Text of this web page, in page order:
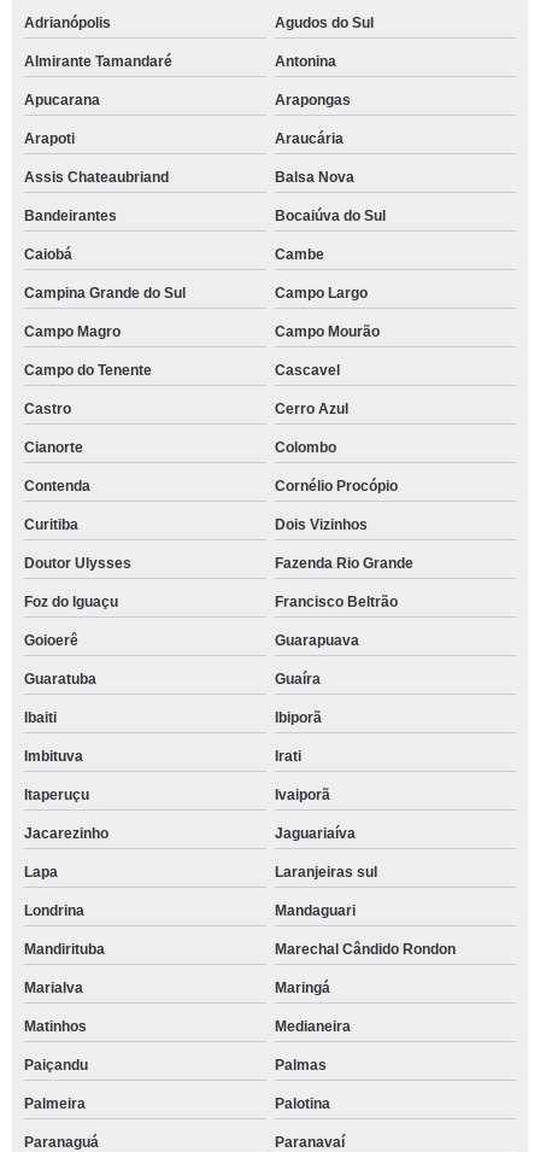
Adrianópolis Agudos do Sul
Almirante Tamandaré Antonina
Apucarana Arapongas
Arapoti Araucária
Assis Chateaubriand Balsa Nova
Bandeirantes Bocaiúva do Sul
Caiobá Cambe
Campina Grande do Sul Campo Largo
Campo Magro Campo Mourão
Campo do Tenente Cascavel
Castro Cerro Azul
Cianorte Colombo
Contenda Cornélio Procópio
Curitiba Dois Vizinhos
Doutor Ulysses Fazenda Rio Grande
Foz do Iguaçu Francisco Beltrão
Goioerê Guarapuava
Guaratuba Guaíra
Ibaiti Ibiporã
Imbituva Irati
Itaperuçu Ivaiporã
Jacarezinho Jaguariaíva
Lapa Laranjeiras sul
Londrina Mandaguari
Mandirituba Marechal Cândido Rondon
Marialva Maringá
Matinhos Medianeira
Paiçandu Palmas
Palmeira Palotina
Paranaguá Paranavaí